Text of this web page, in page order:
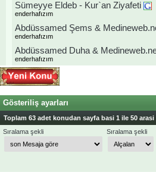
Sümeyye Eldeb - Kur`an Ziyafeti
enderhafızım
Abdüssamed Şems &
enderhafızım
Abdüssamed Duha &
enderhafızım
Gösteriliş ayarları
Toplam 63 adet konudan sayfa basi 1 ile 50
Sıralama şekli
Sıralama şekli